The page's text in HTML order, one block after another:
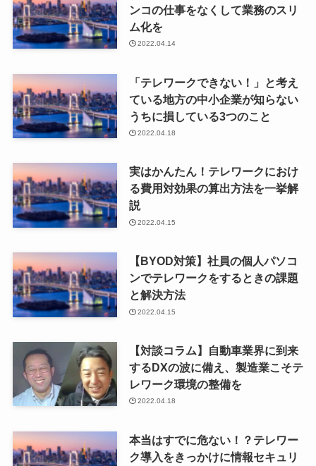
ンコの仕事をなくして業務のスリ
ム化を
2022.04.14
「テレワークできない！」と考え
ている地方の中小企業が知らない
うちに損している3つのこと
2022.04.18
実はかんたん！テレワークにおけ
る費用対効果の算出方法を一挙解
説
2022.04.15
【BYOD対策】社員の個人パソコ
ンでテレワークをするときの課題
と解決方法
2022.04.15
【対談コラム】自動車業界に到来
するDXの波に備え、製造業こそテ
レワーク環境の整備を
2022.04.18
本当はすでに危ない！？テレワー
ク導入をきっかけに情報セキュリ